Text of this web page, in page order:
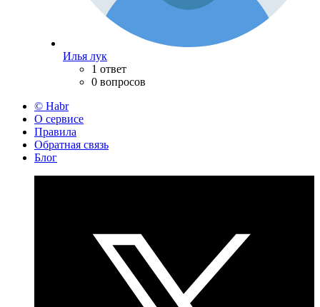
Илья лук
1 ответ
0 вопросов
© Habr
О сервисе
Правила
Обратная связь
Блог